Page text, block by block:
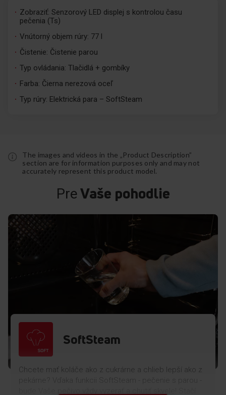
Zobraziť: Senzorový LED displej s kontrolou času
pečenia (Ts)
Vnútorný objem rúry: 77 l
Čistenie: Čistenie parou
Typ ovládania: Tlačidlá + gombíky
Farba: Čierna nerezová oceľ
Typ rúry: Elektrická para – SoftSteam
The images and videos in the „Product Description”
section are for information purposes only and may not
accurately represent this product model.
PreVaše pohodlie
SoftSteam
Chcete mať koláče ako z cukrárne a chlieb lepší ako z